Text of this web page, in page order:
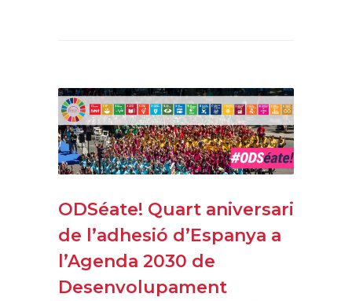
ODSéate! Quart aniversari
de l’adhesió d’Espanya a
l’Agenda 2030 de
Desenvolupament